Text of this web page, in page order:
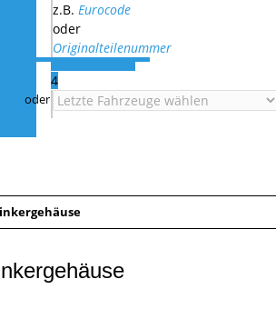
z.B. Eurocode
oder
Originalteilenummer
4